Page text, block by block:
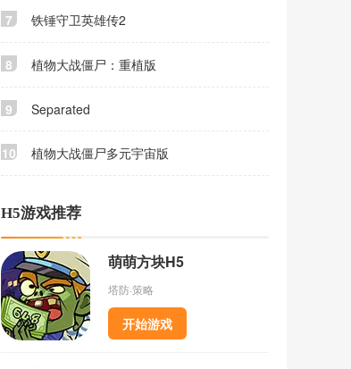
7 铁锤守卫英雄传2
8 植物大战僵尸：重植版
9 Separated
10 植物大战僵尸多元宇宙版
H5游戏推荐
萌萌方块H5
塔防·策略
开始游戏